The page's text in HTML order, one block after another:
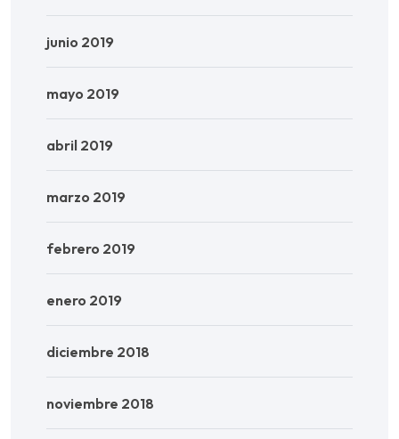
junio 2019
mayo 2019
abril 2019
marzo 2019
febrero 2019
enero 2019
diciembre 2018
noviembre 2018